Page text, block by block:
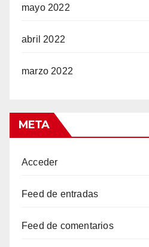
mayo 2022
abril 2022
marzo 2022
META
Acceder
Feed de entradas
Feed de comentarios